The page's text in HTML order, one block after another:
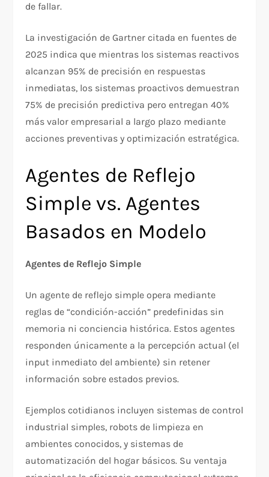
de fallar.
La investigación de Gartner citada en fuentes de
2025 indica que mientras los sistemas reactivos
alcanzan 95% de precisión en respuestas
inmediatas, los sistemas proactivos demuestran
75% de precisión predictiva pero entregan 40%
más valor empresarial a largo plazo mediante
acciones preventivas y optimización estratégica.​
Agentes de Reflejo
Simple vs. Agentes
Basados en Modelo
Agentes de Reflejo Simple
Un agente de reflejo simple opera mediante
reglas de “condición-acción” predefinidas sin
memoria ni conciencia histórica. Estos agentes
responden únicamente a la percepción actual (el
input inmediato del ambiente) sin retener
información sobre estados previos.​
Ejemplos cotidianos incluyen sistemas de control
industrial simples, robots de limpieza en
ambientes conocidos, y sistemas de
automatización del hogar básicos. Su ventaja